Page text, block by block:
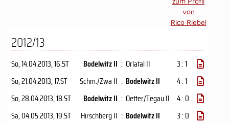
von
Rico Riebel
2012/13
So, 14.04.2013, 16.ST Bodelwitz II : Orlatal II
3 : 1
So, 21.04.2013, 17.ST Schm./Zwa II : Bodelwitz II
4 : 1
So, 28.04.2013, 18.ST Bodelwitz II : Oetter/Tegau II 4 : 0
Sa, 04.05.2013, 19.ST Hirschberg II : Bodelwitz II
3 : 0